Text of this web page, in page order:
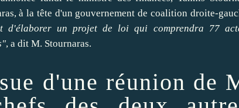
à la tête d'un gouvernement de coalition droite-
d'élaborer un projet de loi qui comprendra 77
, a dit M. Stournaras.
d'une réunion de